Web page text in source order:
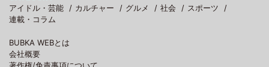
アイドル・芸能
カルチャー グルメ 社会
スポーツ
連載・コラム
BUBKA WEBとは
会社概要
著作権/免責事項について